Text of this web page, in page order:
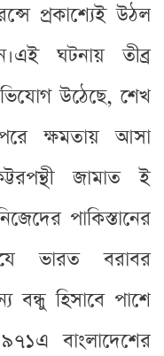
প্রকাশ্যেই উঠল
ঘটনায় তীব্র
উঠেছে, শেখ
ক্ষমতায় আসা
জামাত ই
পাকিস্তানের
ভারত বরাবর
বন্ধু হিসাবে পাশে
বাংলাদেশের